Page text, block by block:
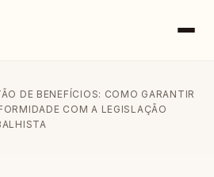
DE BENEFÍCIOS: COMO GARANTIR
COM A LEGISLAÇÃO